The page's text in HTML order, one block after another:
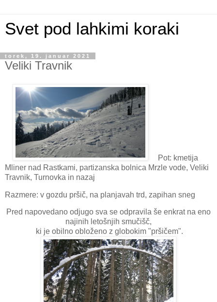
Svet pod lahkimi koraki
torek, 19. januar 2021
Veliki Travnik
Pot: kmetija
Mliner nad Rastkami, partizanska bolnica Mrzle vode, Veliki
Travnik, Turnovka in nazaj
Razmere: v gozdu pršič, na planjavah trd, zapihan sneg
Pred napovedano odjugo sva se odpravila še enkrat na eno
najinih letošnjih smučišč,
ki je obilno obloženo z globokim "pršičem".